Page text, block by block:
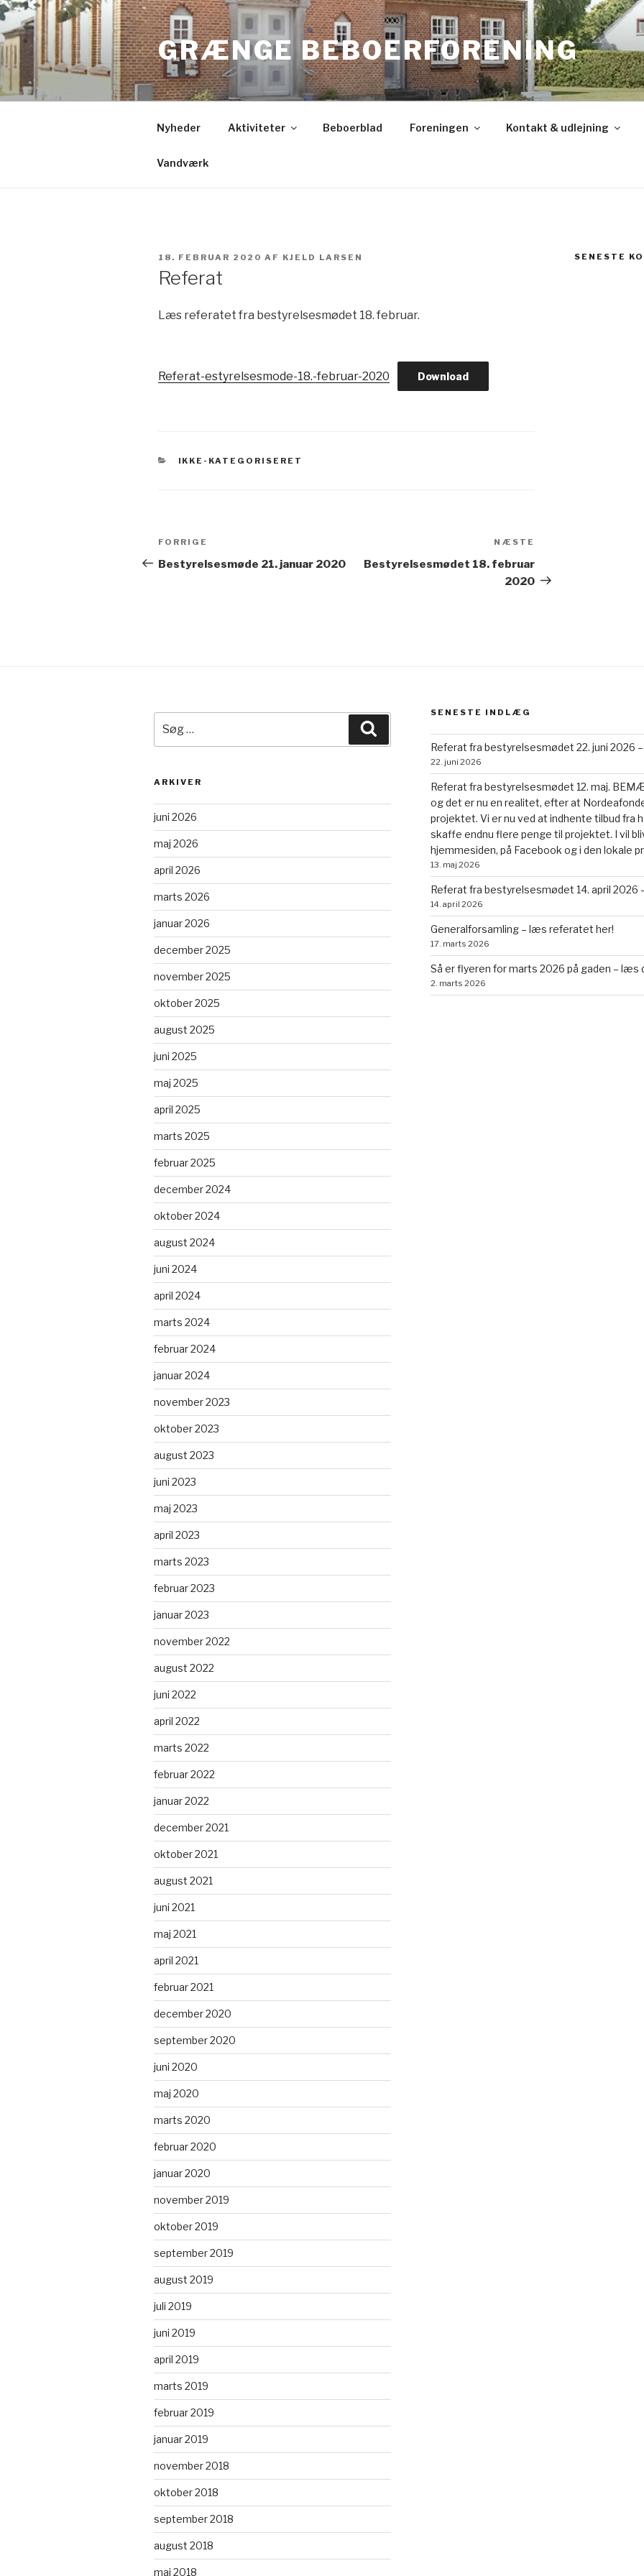
Videre
til
indhold
GRÆNGE BEBOERFORENING
Nyheder Aktiviteter Beboerblad Foreningen Kontakt & udlejning
Vandværk
UDGIVET
18. FEBRUAR 2020 AF KJELD LARSEN
Referat
Læs referatet fra bestyrelsesmødet 18. februar.
Referat-estyrelsesmode-18.-februar-2020 Download
KATEGORIER
IKKE-KATEGORISERET
Indlægsnavigation
Forrige
indlæg
FORRIGE
Bestyrelsesmøde 21. januar 2020
indlæg
NÆSTE
Bestyrelsesmødet 18. februar
2020
SENESTE
efter:
ARKIVER
juni 2026
maj 2026
april 2026
marts 2026
januar 2026
december 2025
november 2025
oktober 2025
august 2025
juni 2025
maj 2025
april 2025
marts 2025
februar 2025
december 2024
oktober 2024
august 2024
juni 2024
april 2024
marts 2024
februar 2024
januar 2024
november 2023
oktober 2023
august 2023
juni 2023
maj 2023
april 2023
marts 2023
februar 2023
januar 2023
november 2022
august 2022
juni 2022
april 2022
marts 2022
februar 2022
januar 2022
december 2021
oktober 2021
august 2021
juni 2021
maj 2021
april 2021
februar 2021
december 2020
september 2020
juni 2020
maj 2020
marts 2020
februar 2020
januar 2020
november 2019
oktober 2019
september 2019
august 2019
juli 2019
juni 2019
april 2019
marts 2019
februar 2019
januar 2019
november 2018
oktober 2018
september 2018
august 2018
maj 2018
SENESTE INDLÆG
Referat fra bestyrelsesmødet 22. juni 2026
22. juni 2026
Referat fra bestyrelsesmødet 12. maj.
og det er nu en realitet, efter at
projektet. Vi er nu ved at indhente tilbud
skaffe endnu flere penge til projektet. I vil
hjemmesiden, på Facebook og i den lokale
13. maj 2026
Referat fra bestyrelsesmødet 14. april 2026
14. april 2026
Generalforsamling – læs referatet her!
17. marts 2026
Så er flyeren for marts 2026 på gaden – læs
2. marts 2026